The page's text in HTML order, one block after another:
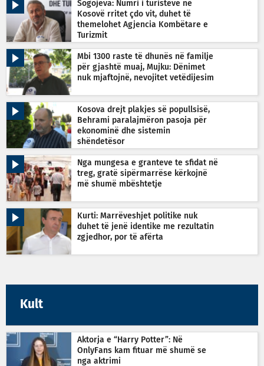
Sogojeva: Numri i turistëve në
Kosovë rritet çdo vit, duhet të
themelohet Agjencia Kombëtare e
Turizmit
Mbi 1300 raste të dhunës në familje
për gjashtë muaj, Mujku: Dënimet
nuk mjaftojnë, nevojitet vetëdijesim
Kosova drejt plakjes së popullsisë,
Behrami paralajmëron pasoja për
ekonominë dhe sistemin
shëndetësor
Nga mungesa e granteve te sfidat në
treg, gratë sipërmarrëse kërkojnë
më shumë mbështetje
Kurti: Marrëveshjet politike nuk
duhet të jenë identike me rezultatin
zgjedhor, por të afërta
Kult
Aktorja e “Harry Potter”: Në
OnlyFans kam fituar më shumë se
nga aktrimi